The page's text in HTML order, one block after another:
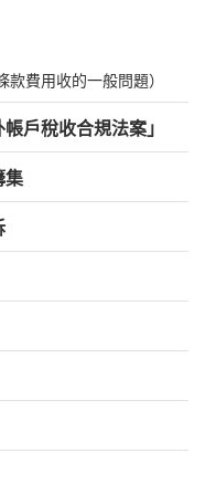
款費用收的一般問題）
戶稅收合規法案」
集